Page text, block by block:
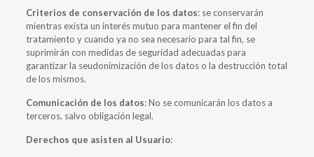
Criterios de conservación de los datos: se conservarán
mientras exista un interés mutuo para mantener el fin del
tratamiento y cuando ya no sea necesario para tal fin, se
suprimirán con medidas de seguridad adecuadas para
garantizar la seudonimización de los datos o la destrucción total
de los mismos.
Comunicación de los datos: No se comunicarán los datos a
terceros, salvo obligación legal.
Derechos que asisten al Usuario: